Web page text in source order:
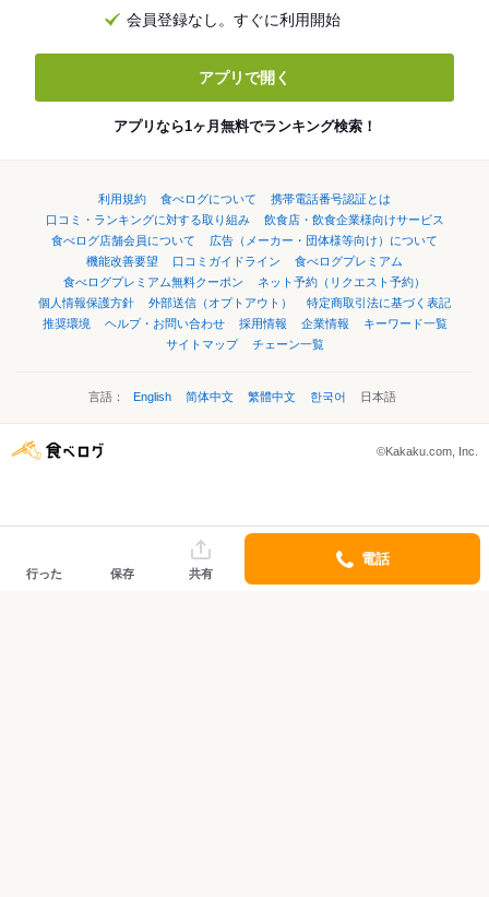
会員登録なし。すぐに利用開始
アプリで開く
アプリなら1ヶ月無料でランキング検索！
利用規約 食べログについて
携帯電話番号認証とは
口コミ・ランキングに対する取り組み
飲食店・飲食企業様向けサービス
食べログ店舗会員について
広告（メーカー・団体様等向け）について
機能改善要望
口コミガイドライン
食べログプレミアム
食べログプレミアム無料クーポン
ネット予約（リクエスト予約）
個人情報保護方針
外部送信（オプトアウト）
特定商取引法に基づく表記
推奨環境
ヘルプ・お問い合わせ 採用情報 企業情報
キーワード一覧
サイトマップ
チェーン一覧
言語： English 简体中文 繁體中文 한국어 日本語
©Kakaku.com, Inc.
行った 保存 共有
電話